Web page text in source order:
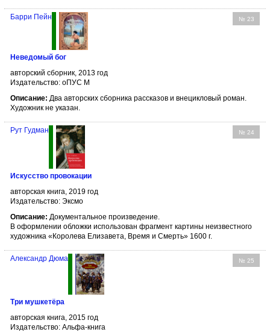
№ 23
Барри Пейн
Неведомый бог
авторский сборник, 2013 год
Издательство: оПУС М
Описание: Два авторских сборника рассказов и внецикловый роман.
Художник не указан.
№ 24
Рут Гудман
Искусство провокации
авторская книга, 2019 год
Издательство: Эксмо
Описание: Документальное произведение.
В оформлении обложки использован фрагмент картины неизвестного
художника «Королева Елизавета, Время и Смерть» 1600 г.
№ 25
Александр Дюма
Три мушкетёра
авторская книга, 2015 год
Издательство: Альфа-книга